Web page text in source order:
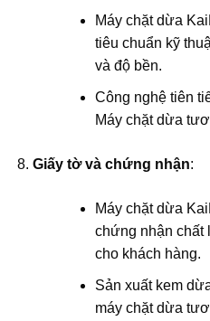
Máy chặt dừa
tiêu chuẩn kỹ
và độ bền.
Công nghệ tiên
Máy chặt dừa
Giấy tờ và chứng nhận:
Máy chặt dừa
chứng nhận chất
cho khách hàng.
Sản xuất kem
máy chặt dừa